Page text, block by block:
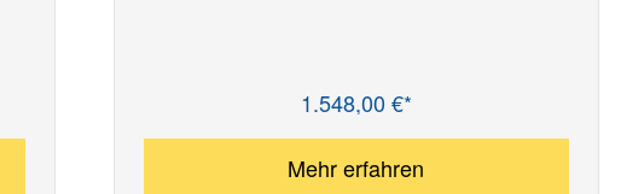
1.548,00 €*
Mehr erfahren